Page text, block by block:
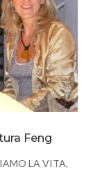
Feng
LA VITA,